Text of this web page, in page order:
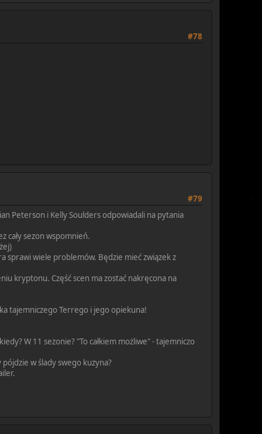
#78
#79
Peterson i Kelly Soulders odpowiadali na pytania
cały sezon wspomnień.
sprawi wiele problemów. Będzie mieć związek z
kryptonu. Część scen ma zostać nakręcona na
tajemniczego Terrego i jego opiekuna!
W 11 sezonie? "To całkiem możliwe" - tajemniczo
w ślady swego kuzyna?